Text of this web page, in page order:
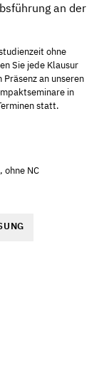
an der
ohne
Sie jede Klausur
an unseren
in
statt.
ohne NC